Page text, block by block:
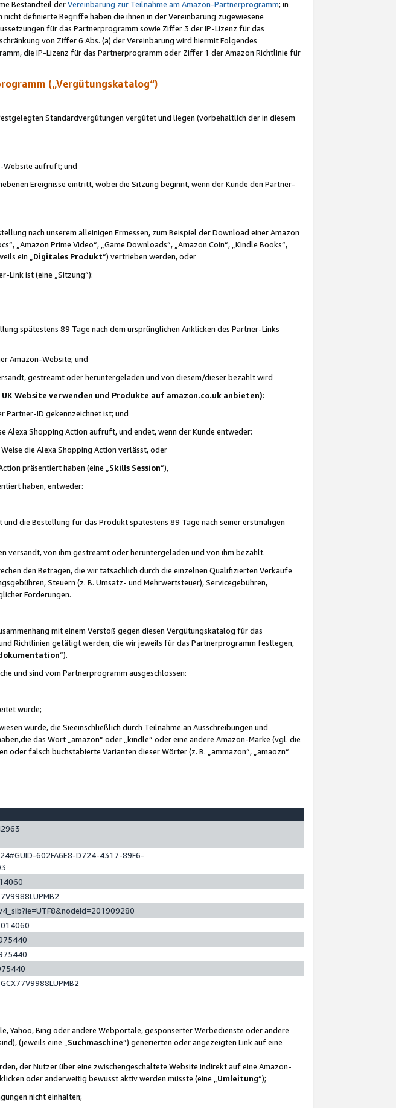
Bestandteil derVereinbarung zur Teilnahme am Amazon-Partnerprogramm; in
definierte Begriffe haben die ihnen in der Vereinbarung zugewiesene
für das Partnerprogramm sowie Ziffer 3 der IP-Lizenz für das
von Ziffer 6 Abs. (a) der Vereinbarung wird hiermit Folgendes
die IP-Lizenz für das Partnerprogramm oder Ziffer 1 der Amazon Richtlinie für
(„Vergütungskatalog“)
Standardvergütungen vergütet und liegen (vorbehaltlich der in diesem
Website aufruft; und
Ereignisse eintritt, wobei die Sitzung beginnt, wenn der Kunde den Partner-
nach unserem alleinigen Ermessen, zum Beispiel der Download einer Amazon
„Amazon Prime Video“, „Game Downloads“, „Amazon Coin“, „Kindle Books“,
ein „ Digitales Produkt“) vertrieben werden, oder
Link ist (eine „Sitzung“):
spätestens 89 Tage nach dem ursprünglichen Anklicken des Partner-Links
Amazon-Website; und
gestreamt oder heruntergeladen und von diesem/dieser bezahlt wird
Website verwenden und Produkte auf amazon.co.uk anbieten):
Partner-ID gekennzeichnet ist; und
Shopping Action aufruft, und endet, wenn der Kunde entweder:
die Alexa Shopping Action verlässt, oder
präsentiert haben (eine „ Skills Session“),
haben, entweder:
die Bestellung für das Produkt spätestens 89 Tage nach seiner erstmaligen
von ihm gestreamt oder heruntergeladen und von ihm bezahlt.
den Beträgen, die wir tatsächlich durch die einzelnen Qualifizierten Verkäufe
Steuern (z. B. Umsatz- und Mehrwertsteuer), Servicegebühren,
Forderungen.
mit einem Verstoß gegen diesen Vergütungskatalog für das
Richtlinien getätigt werden, die wir jeweils für das Partnerprogramm festlegen,
“).
und sind vom Partnerprogramm ausgeschlossen:
wurde;
wurde, die Sieeinschließlich durch Teilnahme an Ausschreibungen und
das Wort „amazon“ oder „kindle“ oder eine andere Amazon-Marke (vgl. die
oder falsch buchstabierte Varianten dieser Wörter (z. B. „ammazon“, „amaozn“
602FA6E8-D724-4317-89F6-
Yahoo, Bing oder andere Webportale, gesponserter Werbedienste oder andere
(jeweils eine „ Suchmaschine“) generierten oder angezeigten Link auf eine
der Nutzer über eine zwischengeschaltete Website indirekt auf eine Amazon-
oder anderweitig bewusst aktiv werden müsste (eine „ Umleitung“);
nicht einhalten;